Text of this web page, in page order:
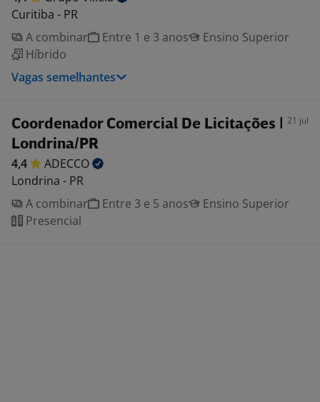
Curitiba - PR
A combinar
Entre 1 e 3 anos
Ensino Superior
Híbrido
Vagas semelhantes
Coordenador Comercial De Licitações |
Londrina/PR
21 jul
4,4
ADECCO
Londrina - PR
A combinar
Entre 3 e 5 anos
Ensino Superior
Presencial